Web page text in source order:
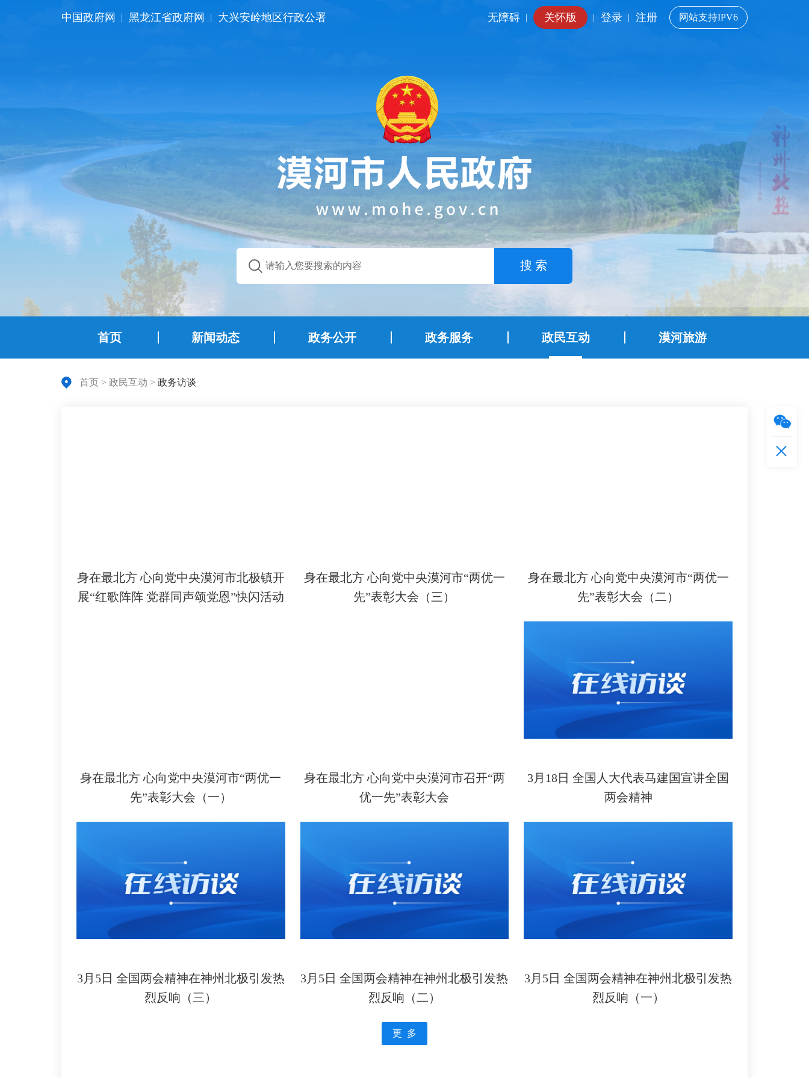
中国政府网 | 黑龙江省政府网 | 大兴安岭地区行政公署 无障碍 | 关怀版 | 登录 | 注册 网站支持IPV6
搜 索
首页 新闻动态 政务公开 政务服务 政民互动 漠河旅游
首页 > 政民互动 > 政务访谈
身在最北方 心向党中央漠河市北极镇开
展“红歌阵阵 党群同声颂党恩”快闪活动
身在最北方 心向党中央漠河市“两优一
先”表彰大会（三）
身在最北方 心向党中央漠河市“两优一
先”表彰大会（二）
身在最北方 心向党中央漠河市“两优一
先”表彰大会（一）
身在最北方 心向党中央漠河市召开“两
优一先”表彰大会
3月18日 全国人大代表马建国宣讲全国
两会精神
3月5日 全国两会精神在神州北极引发热
烈反响（三）
3月5日 全国两会精神在神州北极引发热
烈反响（二）
3月5日 全国两会精神在神州北极引发热
烈反响（一）
更 多